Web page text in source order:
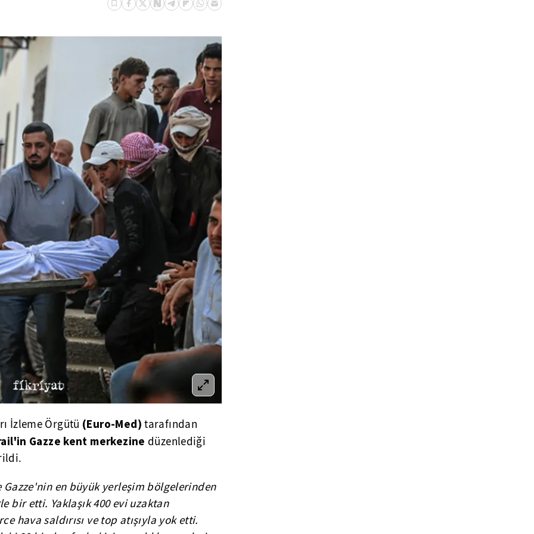
İzleme Örgütü (Euro-Med)tarafından
Gazze kent merkezine düzenlediği
en büyük yerleşim bölgelerinden
bir etti. Yaklaşık 400 evi uzaktan
hava saldırısı ve top atışıyla yok etti.